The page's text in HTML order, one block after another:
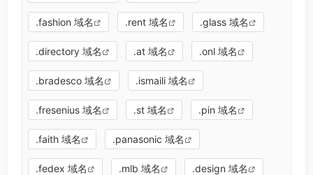
.fashion 域名 .rent 域名 .glass 域名
.directory 域名 .at 域名 .onl 域名
.bradesco 域名 .ismaili 域名
.fresenius 域名 .st 域名 .pin 域名
.faith 域名 .panasonic 域名
.fedex 域名 .mlb 域名 .design 域名